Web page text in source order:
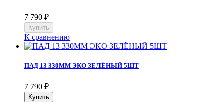
7 790 ₽
К сравнению
ПАД 13 330ММ ЭКО ЗЕЛЁНЫЙ 5ШТ
7 790 ₽